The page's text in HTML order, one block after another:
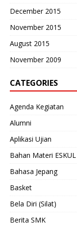
December 2015
November 2015
August 2015
November 2009
CATEGORIES
Agenda Kegiatan
Alumni
Aplikasi Ujian
Bahan Materi ESKUL
Bahasa Jepang
Basket
Bela Diri (Silat)
Berita SMK